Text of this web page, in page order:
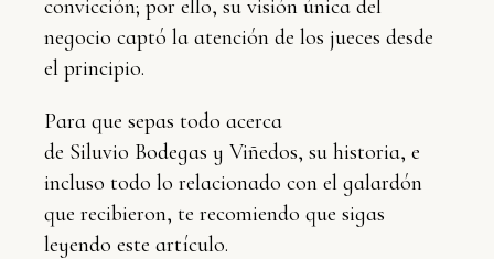
convicción; por ello, su visión única del
negocio captó la atención de los jueces desde
el principio.
Para que sepas todo acerca
de Siluvio Bodegas y Viñedos, su historia, e
incluso todo lo relacionado con el galardón
que recibieron, te recomiendo que sigas
leyendo este artículo.